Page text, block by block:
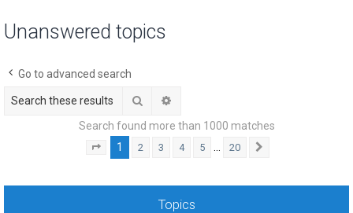
Unanswered topics
Go to advanced search
Search
Search found more than 1000 matches
Page of 20
1 2 3 4 5 20
Topics